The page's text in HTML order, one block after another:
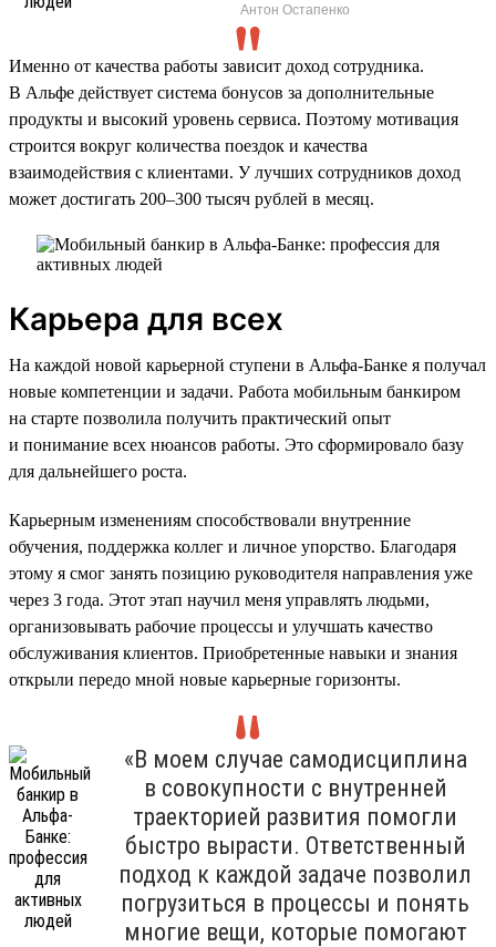
Антон Остапенко
Именно от качества работы зависит доход сотрудника.
В Альфе действует система бонусов за дополнительные
продукты и высокий уровень сервиса. Поэтому мотивация
строится вокруг количества поездок и качества
взаимодействия с клиентами. У лучших сотрудников доход
может достигать 200–300 тысяч рублей в месяц.
Карьера для всех
На каждой новой карьерной ступени в Альфа-Банке я получал
новые компетенции и задачи. Работа мобильным банкиром
на старте позволила получить практический опыт
и понимание всех нюансов работы. Это сформировало базу
для дальнейшего роста.
Карьерным изменениям способствовали внутренние
обучения, поддержка коллег и личное упорство. Благодаря
этому я смог занять позицию руководителя направления уже
через 3 года. Этот этап научил меня управлять людьми,
организовывать рабочие процессы и улучшать качество
обслуживания клиентов. Приобретенные навыки и знания
открыли передо мной новые карьерные горизонты.
«В моем случае самодисциплина
в совокупности с внутренней
траекторией развития помогли
быстро вырасти. Ответственный
подход к каждой задаче позволил
погрузиться в процессы и понять
многие вещи, которые помогают